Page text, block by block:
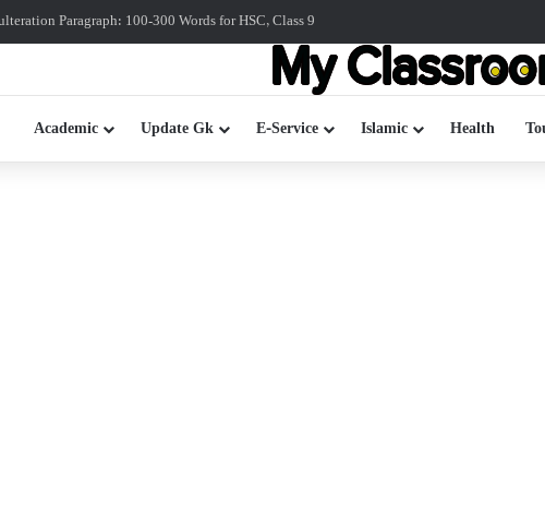
Paragraph: 100-300 Words for HSC, Class 9
Academic Update Gk E-Service Islamic Health